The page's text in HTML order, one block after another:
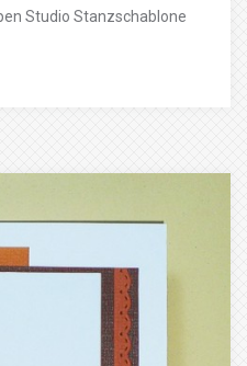
Studio Stanzschablone